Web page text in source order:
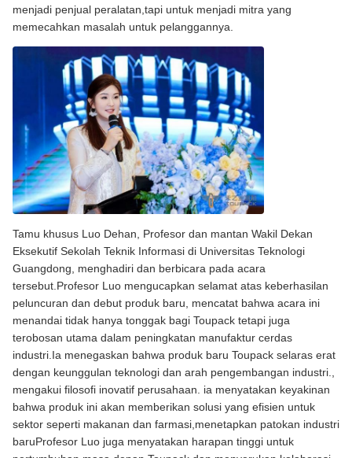
menjadi penjual peralatan,tapi untuk menjadi mitra yang
memecahkan masalah untuk pelanggannya.
Tamu khusus Luo Dehan, Profesor dan mantan Wakil Dekan
Eksekutif Sekolah Teknik Informasi di Universitas Teknologi
Guangdong, menghadiri dan berbicara pada acara
tersebut.Profesor Luo mengucapkan selamat atas keberhasilan
peluncuran dan debut produk baru, mencatat bahwa acara ini
menandai tidak hanya tonggak bagi Toupack tetapi juga
terobosan utama dalam peningkatan manufaktur cerdas
industri.Ia menegaskan bahwa produk baru Toupack selaras erat
dengan keunggulan teknologi dan arah pengembangan industri.,
mengakui filosofi inovatif perusahaan. ia menyatakan keyakinan
bahwa produk ini akan memberikan solusi yang efisien untuk
sektor seperti makanan dan farmasi,menetapkan patokan industri
baruProfesor Luo juga menyatakan harapan tinggi untuk